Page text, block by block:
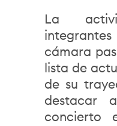
La
cámara
lista de
de su
destacar
concierto